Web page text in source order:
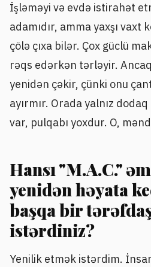
İşləməyi və evdə istirahət
adamıdır, amma yaxşı vaxt
çölə çıxa bilər. Çox güclü
rəqs edərkən tərləyir. Ancaq
yenidən çəkir, çünki onu
ayırmır. Orada yalnız
var, pulqabı yoxdur. O,
Hansı "M.A.C."
yenidən həyata
başqa bir
istərdiniz?
Yenilik etmək istərdim.